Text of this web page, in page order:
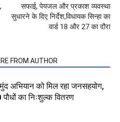
सफाई, पेयजल और प्रकाश व्यवस्था
सुधारने के दिए निर्देश,विधायक सिन्हा का
वार्ड 18 और 27 का दौरा
FROM AUTHOR
अभियान को मिल रहा जनसहयोग,
पौधों का निःशुल्क वितरण